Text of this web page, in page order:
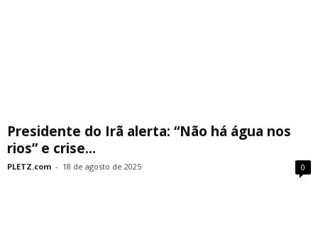
Presidente do Irã alerta: “Não há água nos
rios” e crise...
PLETZ.com - 18 de agosto de 2025 0